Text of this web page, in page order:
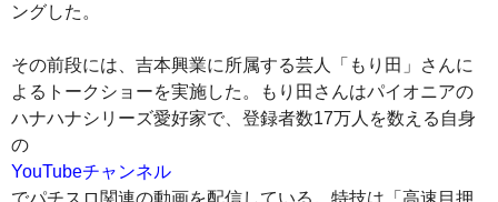
ングした。
その前段には、吉本興業に所属する芸人「もり田」さんに
よるトークショーを実施した。もり田さんはパイオニアの
ハナハナシリーズ愛好家で、登録者数17万人を数える自身
の
YouTubeチャンネル
でパチスロ関連の動画を配信している。特技は「高速目押